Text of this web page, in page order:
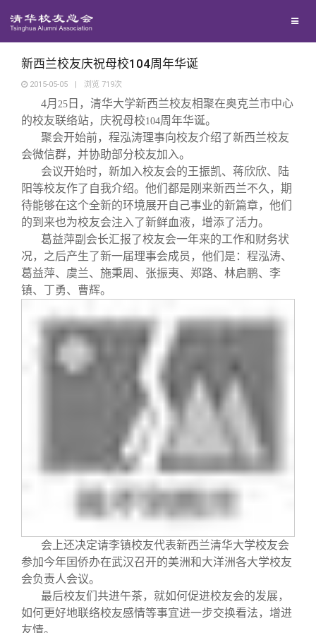
地区联络
年级联络
院系校友工作
专业委员会
兴趣群体
西南联大校友会
回馈母校
捐赠项目
捐赠新闻
捐赠纪事
捐赠方法
义工计划
媒体平台
《清华校友通讯》
《水木清华》
我要订阅
新媒体平台
百年清华
清华人物
清华故事
青春风采
校友文苑
校友讲坛
校友视界
校友服务
终身学习
信息化服务
三创大赛
实用信息
校友总会
总会简介
会长致辞
总会章程
理事会名单
制度法规
联系我们
关闭
新西兰校友庆祝母校104周年华诞
2015-05-05 | 浏览 719次
4月 25 日，清华大学新西兰校友相聚在奥克兰市中心
的校友联络站，庆祝母校104周年华诞。
聚会开始前，程泓涛理事向校友介绍了新西兰校友
会微信群，并协助部分校友加入。
会议开始时，新加入校友会的王振凯、蒋欣欣、陆
阳等校友作了自我介绍。他们都是刚来新西兰不久，期
待能够在这个全新的环境展开自己事业的新篇章，他们
的到来也为校友会注入了新鲜血液，增添了活力。
葛益萍副会长汇报了校友会一年来的工作和财务状
况，之后产生了新一届理事会成员，他们是：程泓涛、
葛益萍、虞兰、施秉周、张振夷、郑路、林启鹏、李
镇、丁勇、曹辉。
会上还决定请李镇校友代表新西兰清华大学校友会
参加今年囯侨办在武汉召开的美洲和大洋洲各大学校友
会负责人会议。
最后校友们共进午茶，就如何促进校友会的发展，
如何更好地联络校友感情等事宜进一步交换看法，增进
友情。